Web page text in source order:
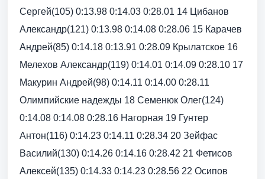
Сергей(105) 0:13.98 0:14.03 0:28.01 14 Цибанов
Александр(121) 0:13.98 0:14.08 0:28.06 15 Карачев
Андрей(85) 0:14.18 0:13.91 0:28.09 Крылатское 16
Мелехов Александр(119) 0:14.01 0:14.09 0:28.10 17
Макурин Андрей(98) 0:14.11 0:14.00 0:28.11
Олимпийские надежды 18 Семенюк Олег(124)
0:14.08 0:14.08 0:28.16 Нагорная 19 Гунтер
Антон(116) 0:14.23 0:14.11 0:28.34 20 Зейфас
Василий(130) 0:14.26 0:14.16 0:28.42 21 Фетисов
Алексей(135) 0:14.33 0:14.23 0:28.56 22 Осипов